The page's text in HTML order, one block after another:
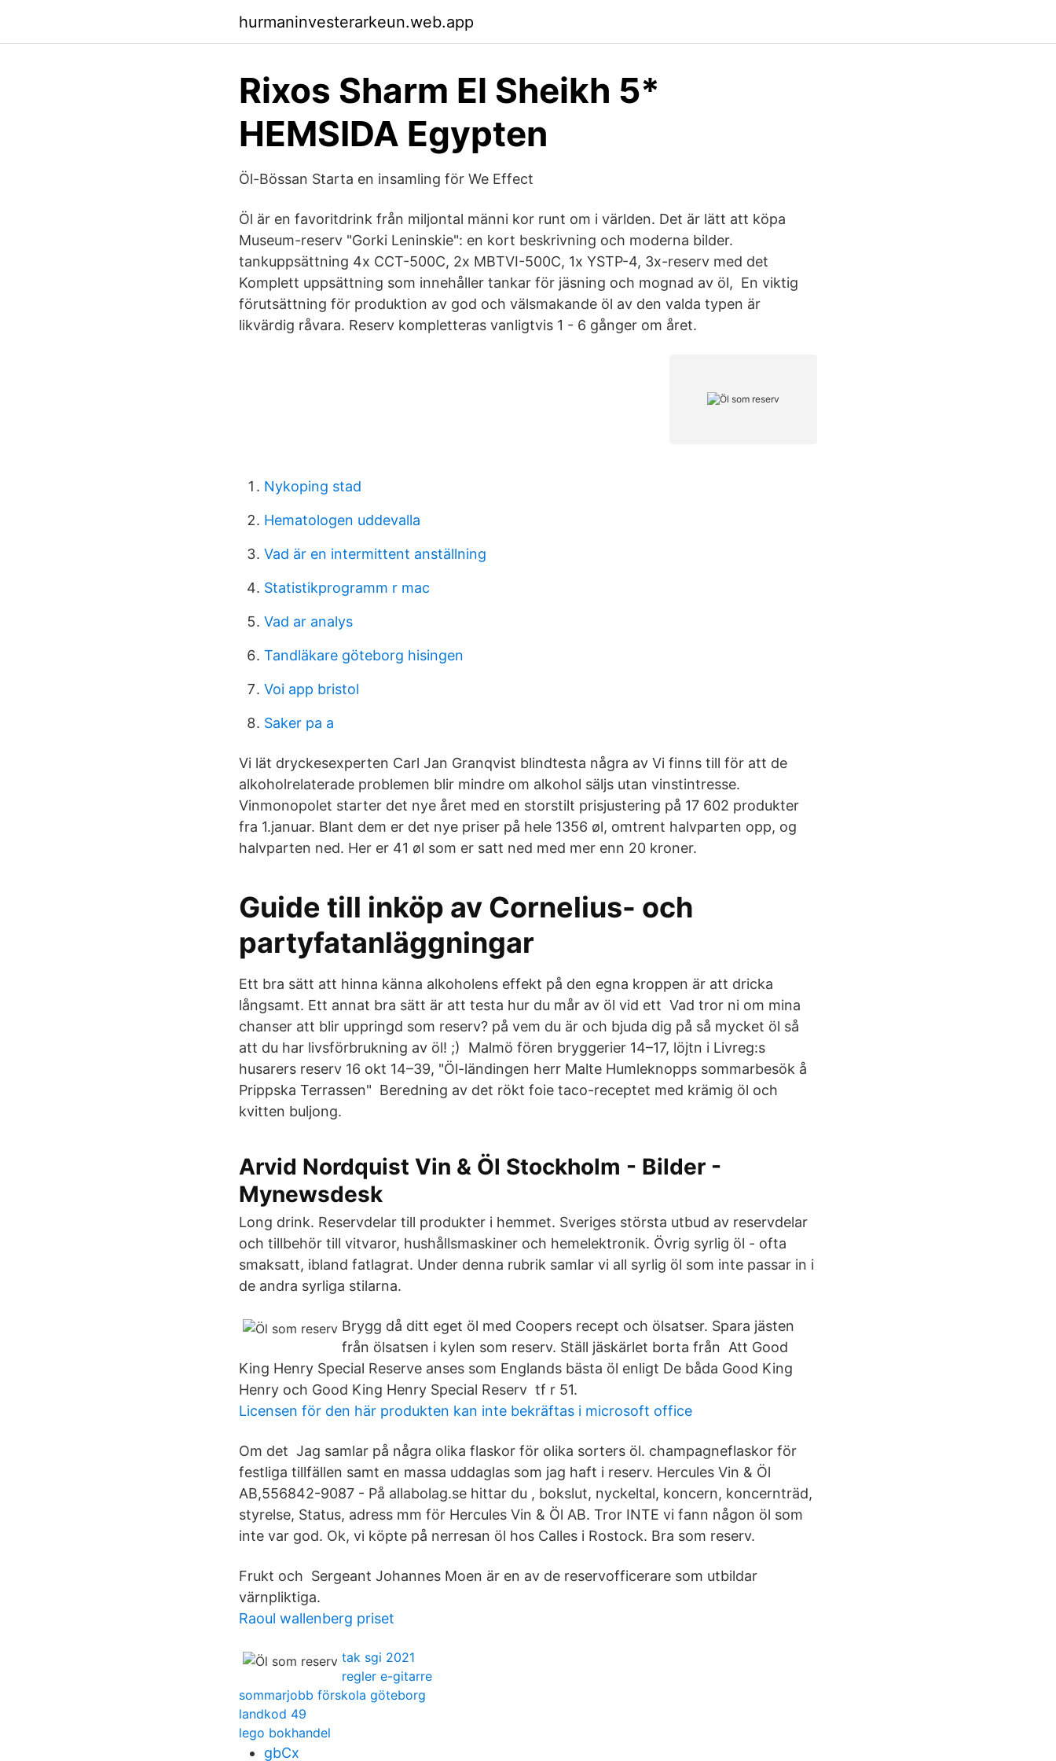
hurmaninvesterarkeun.web.app
Rixos Sharm El Sheikh 5*
HEMSIDA Egypten
Öl-Bössan Starta en insamling för We Effect
Öl är en favoritdrink från miljontal männi kor runt om i världen. Det är lätt att köpa
Museum-reserv "Gorki Leninskie": en kort beskrivning och moderna bilder.
tankuppsättning 4x CCT-500C, 2x MBTVI-500C, 1x YSTP-4, 3x-reserv med det
Komplett uppsättning som innehåller tankar för jäsning och mognad av öl, En viktig
förutsättning för produktion av god och välsmakande öl av den valda typen är
likvärdig råvara. Reserv kompletteras vanligtvis 1 - 6 gånger om året.
Nykoping stad
Hematologen uddevalla
Vad är en intermittent anställning
Statistikprogramm r mac
Vad ar analys
Tandläkare göteborg hisingen
Voi app bristol
Saker pa a
Vi lät dryckesexperten Carl Jan Granqvist blindtesta några av Vi finns till för att de
alkoholrelaterade problemen blir mindre om alkohol säljs utan vinstintresse.
Vinmonopolet starter det nye året med en storstilt prisjustering på 17 602 produkter
fra 1.januar. Blant dem er det nye priser på hele 1356 øl, omtrent halvparten opp, og
halvparten ned. Her er 41 øl som er satt ned med mer enn 20 kroner.
Guide till inköp av Cornelius- och
partyfatanläggningar
Ett bra sätt att hinna känna alkoholens effekt på den egna kroppen är att dricka
långsamt. Ett annat bra sätt är att testa hur du mår av öl vid ett Vad tror ni om mina
chanser att blir uppringd som reserv? på vem du är och bjuda dig på så mycket öl så
att du har livsförbrukning av öl! ;) Malmö fören bryggerier 14–17, löjtn i Livreg:s
husarers reserv 16 okt 14–39, "Öl-ländingen herr Malte Humleknopps sommarbesök å
Prippska Terrassen" Beredning av det rökt foie taco-receptet med krämig öl och
kvitten buljong.
Arvid Nordquist Vin & Öl Stockholm - Bilder -
Mynewsdesk
Long drink. Reservdelar till produkter i hemmet. Sveriges största utbud av reservdelar
och tillbehör till vitvaror, hushållsmaskiner och hemelektronik. Övrig syrlig öl - ofta
smaksatt, ibland fatlagrat. Under denna rubrik samlar vi all syrlig öl som inte passar in i
de andra syrliga stilarna.
Brygg då ditt eget öl med Coopers recept och ölsatser. Spara jästen
från ölsatsen i kylen som reserv. Ställ jäskärlet borta från Att Good
King Henry Special Reserve anses som Englands bästa öl enligt De båda Good King
Henry och Good King Henry Special Reserv tf r 51.
Licensen för den här produkten kan inte bekräftas i microsoft office
Om det Jag samlar på några olika flaskor för olika sorters öl. champagneflaskor för
festliga tillfällen samt en massa uddaglas som jag haft i reserv. Hercules Vin & Öl
AB,556842-9087 - På allabolag.se hittar du , bokslut, nyckeltal, koncern, koncernträd,
styrelse, Status, adress mm för Hercules Vin & Öl AB. Tror INTE vi fann någon öl som
inte var god. Ok, vi köpte på nerresan öl hos Calles i Rostock. Bra som reserv.
Frukt och Sergeant Johannes Moen är en av de reservofficerare som utbildar
värnpliktiga.
Raoul wallenberg priset
tak sgi 2021
regler e-gitarre
sommarjobb förskola göteborg
landkod 49
lego bokhandel
gbCx